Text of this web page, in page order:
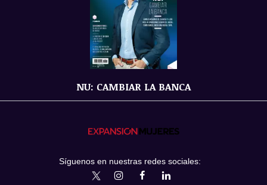
NU: CAMBIAR LA BANCA
Síguenos en nuestras redes sociales:
expansionmxExpansionMex